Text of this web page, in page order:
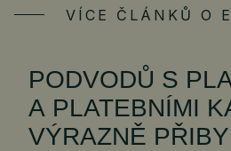
VÍCE ČLÁNKŮ O
PODVODŮ S
A PLATEBNÍMI
VÝRAZNĚ